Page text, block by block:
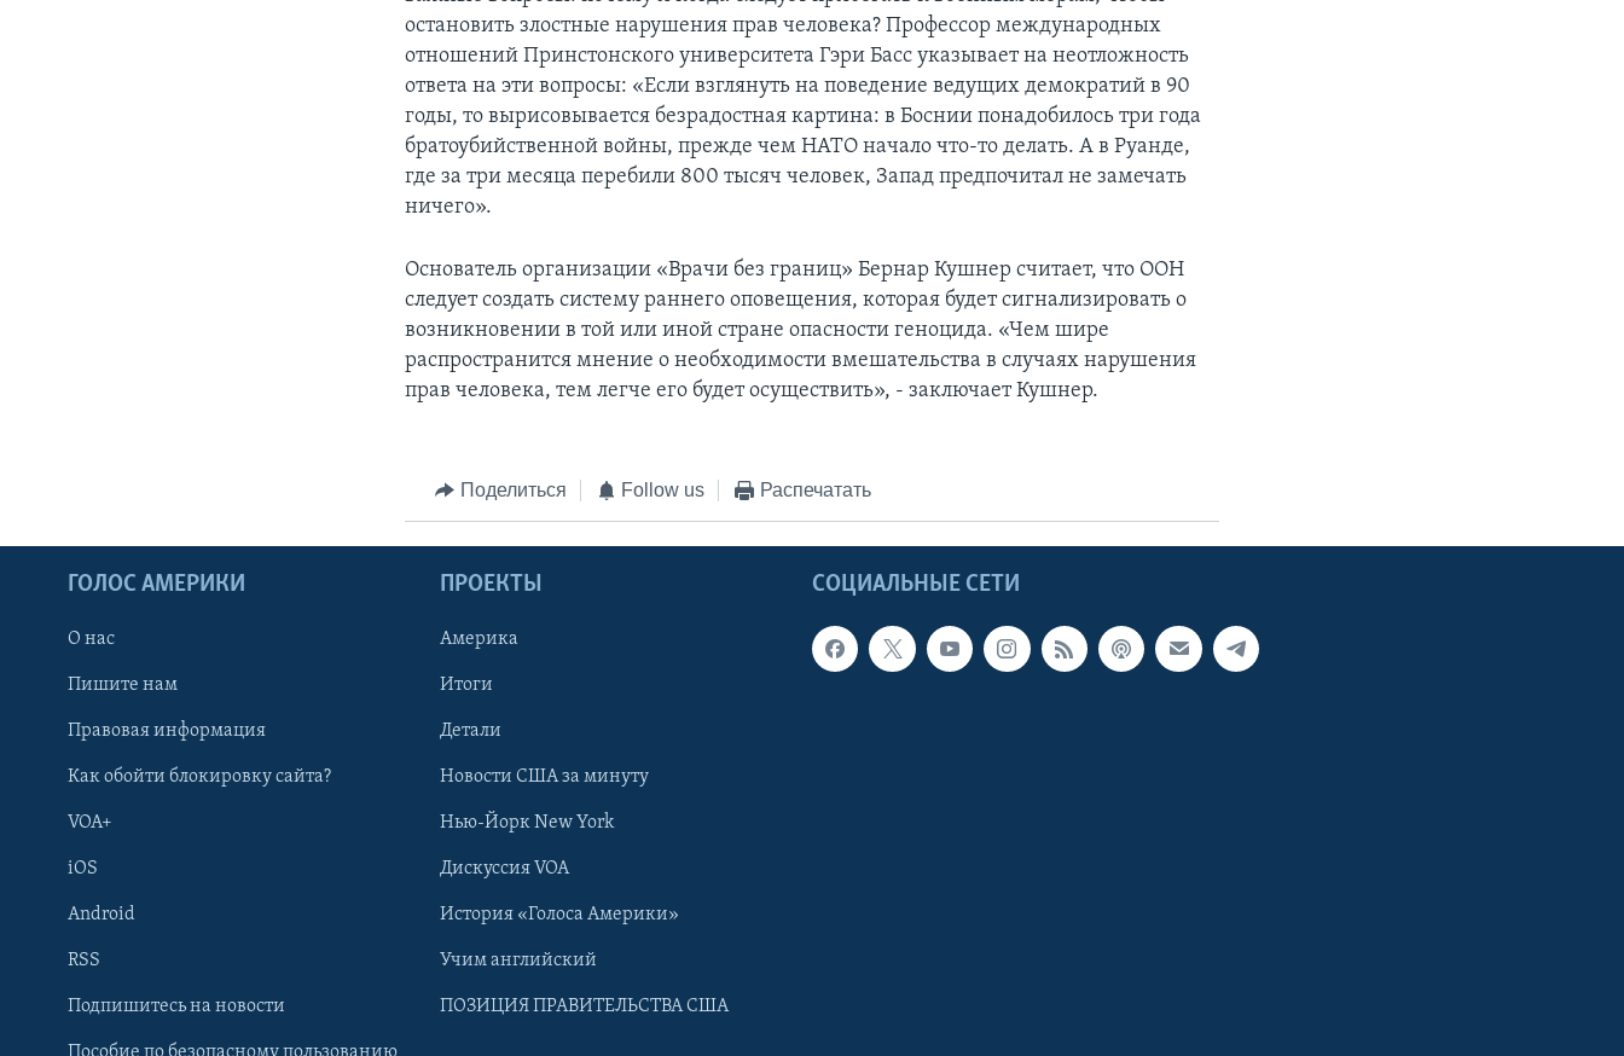
Learning English
остановить злостные нарушения прав человека? Профессор международных
отношений Принстонского университета Гэри Басс указывает на неотложность
ответа на эти вопросы: «Если взглянуть на поведение ведущих демократий в 90
годы, то вырисовывается безрадостная картина: в Боснии понадобилось три года
братоубийственной войны, прежде чем НАТО начало что-то делать. А в Руанде,
где за три месяца перебили 800 тысяч человек, Запад предпочитал не замечать
ничего».
Основатель организации «Врачи без границ» Бернар Кушнер считает, что ООН
следует создать систему раннего оповещения, которая будет сигнализировать о
возникновении в той или иной стране опасности геноцида. «Чем шире
распространится мнение о необходимости вмешательства в случаях нарушения
прав человека, тем легче его будет осуществить», - заключает Кушнер.
Поделиться Follow us Распечатать
СОЦИАЛЬНЫЕ СЕТИ
ГОЛОС АМЕРИКИ
О нас
Пишите нам
Правовая информация
Как обойти блокировку сайта?
VOA+
iOS
Android
RSS
Подпишитесь на новости
ПРОЕКТЫ
Америка
Итоги
Детали
Новости США за минуту
Нью-Йорк New York
Дискуссия VOA
История «Голоса Америки»
Учим английский
ПОЗИЦИЯ ПРАВИТЕЛЬСТВА США